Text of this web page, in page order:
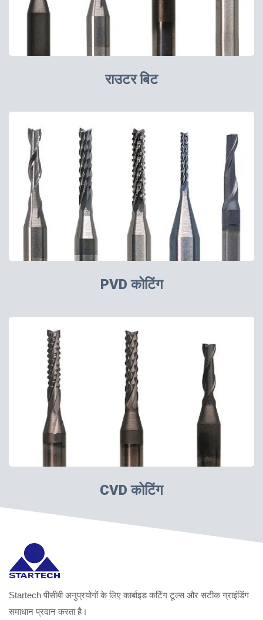
राउटर बिट
PVD कोटिंग
CVD कोटिंग
Startech पीसीबी अनुप्रयोगों के लिए कार्बाइड कटिंग टूल्स और सटीक ग्राइंडिंग
समाधान प्रदान करता है।